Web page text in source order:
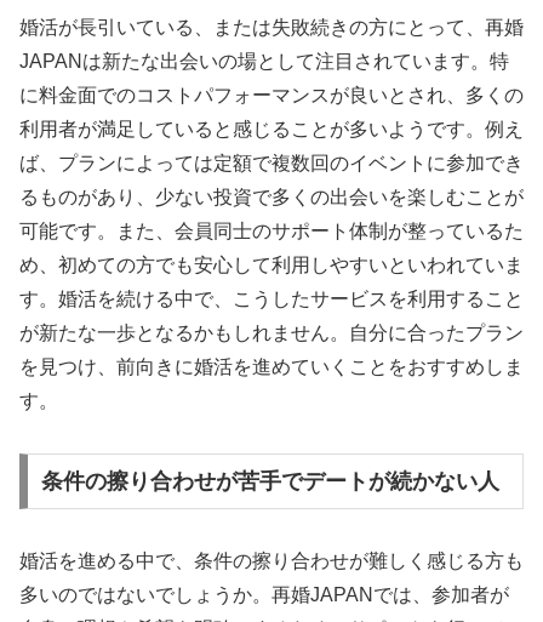
婚活が長引いている、または失敗続きの方にとって、再婚
JAPANは新たな出会いの場として注目されています。特
に料金面でのコストパフォーマンスが良いとされ、多くの
利用者が満足していると感じることが多いようです。例え
ば、プランによっては定額で複数回のイベントに参加でき
るものがあり、少ない投資で多くの出会いを楽しむことが
可能です。また、会員同士のサポート体制が整っているた
め、初めての方でも安心して利用しやすいといわれていま
す。婚活を続ける中で、こうしたサービスを利用すること
が新たな一歩となるかもしれません。自分に合ったプラン
を見つけ、前向きに婚活を進めていくことをおすすめしま
す。
条件の擦り合わせが苦手でデートが続かない人
婚活を進める中で、条件の擦り合わせが難しく感じる方も
多いのではないでしょうか。再婚JAPANでは、参加者が